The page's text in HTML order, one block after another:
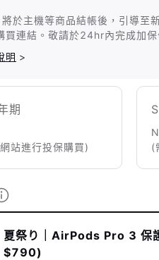
於主機等商品結帳後，引導至
買連結。敬請於24hr內完成加
明 >
期
站進行投保購買)
(
夏祭り｜AirPods Pro 3 保
$790)